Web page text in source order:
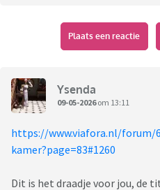
Plaats een reactie
Ysenda
09-05-2026om 13:11
https://www.viafora.nl/
kamer?page=83#1260
Dit is het draadje voor jou, de